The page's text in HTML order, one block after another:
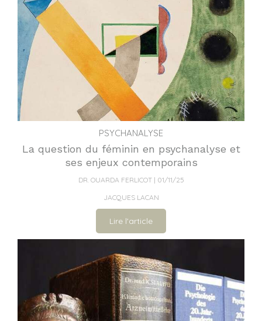
PSYCHANALYSE
La question du féminin en psychanalyse et
ses enjeux contemporains
DR. OUARDA FERLICOT
01/11/25
JACQUES LACAN
Lire l'article